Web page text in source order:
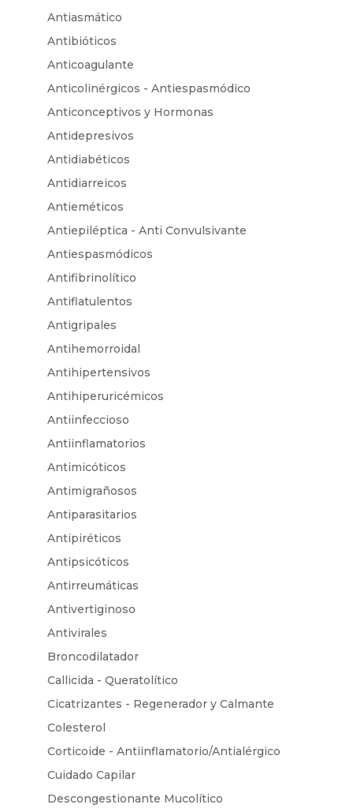
Antiasmático
Antibióticos
Anticoagulante
Anticolinérgicos - Antiespasmódico
Anticonceptivos y Hormonas
Antidepresivos
Antidiabéticos
Antidiarreicos
Antieméticos
Antiepiléptica - Anti Convulsivante
Antiespasmódicos
Antifibrinolítico
Antiflatulentos
Antigripales
Antihemorroidal
Antihipertensivos
Antihiperuricémicos
Antiinfeccioso
Antiinflamatorios
Antimicóticos
Antimigrañosos
Antiparasitarios
Antipiréticos
Antipsicóticos
Antirreumáticas
Antivertiginoso
Antivirales
Broncodilatador
Callicida - Queratolítico
Cicatrizantes - Regenerador y Calmante
Colesterol
Corticoide - Antiinflamatorio/Antialérgico
Cuidado Capilar
Descongestionante Mucolítico